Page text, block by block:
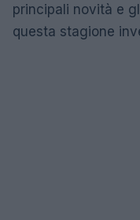
principali novità e
questa stagione